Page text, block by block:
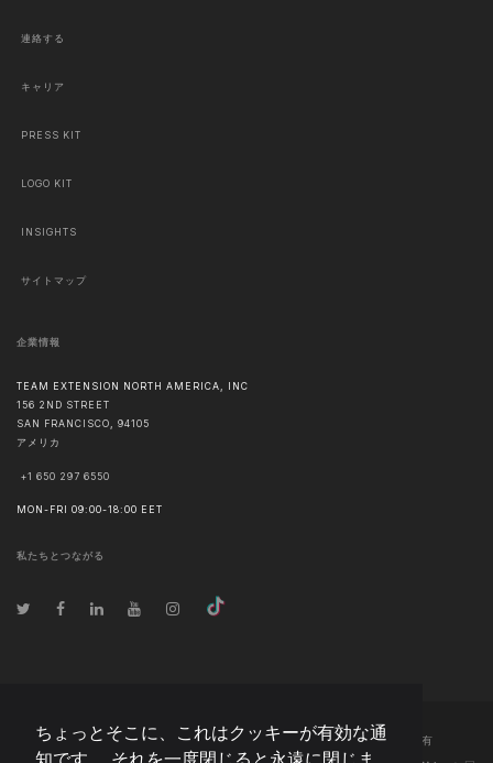
ちょっとそこに、これはクッキーが有効な通
連絡する
キャリア
PRESS KIT
LOGO KIT
INSIGHTS
サイトマップ
企業情報
TEAM EXTENSION NORTH AMERICA, INC
156 2ND STREET
SAN FRANCISCO
94105
アメリカ
+1 650 297 6550
MON-FRI 09:00-18:00 EET
私たちとつながる
© 著作権 2026 Team Extension North America, Inc Japan- 全著作権所有